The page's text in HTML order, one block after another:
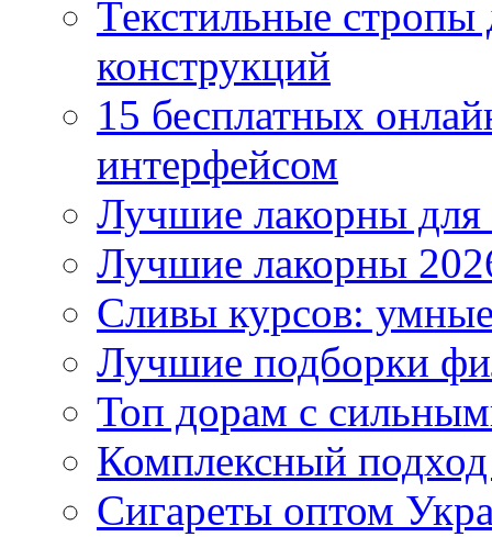
Текстильные
конструкций
15 бесплатных
интерфейсом
Лучшие лакорны для
Лучшие лакорны
Сливы курсов:
Лучшие подборки
Топ дорам с
Комплексный
Сигареты оптом